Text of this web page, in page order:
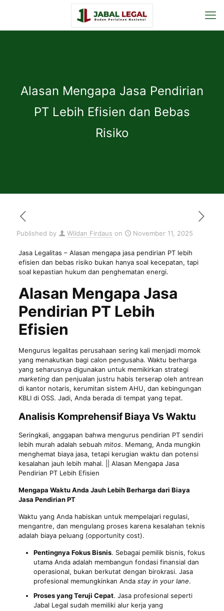
Alasan Mengapa Jasa Pendirian
PT Lebih Efisien dan Bebas
Risiko
Published by Wildan Firdaus on November 11, 2025
Jasa Legalitas – Alasan mengapa jasa pendirian PT lebih
efisien dan bebas risiko bukan hanya soal kecepatan, tapi
soal kepastian hukum dan penghematan energi.
Alasan Mengapa Jasa
Pendirian PT Lebih
Efisien
Mengurus legalitas perusahaan sering kali menjadi momok
yang menakutkan bagi calon pengusaha. Waktu berharga
yang seharusnya digunakan untuk memikirkan strategi
marketingdan penjualan justru habis terserap oleh antrean
di kantor notaris, kerumitan sistem AHU, dan kebingungan
KBLI di OSS. Jadi, Anda berada di tempat yang tepat.
Analisis Komprehensif Biaya Vs Waktu
Seringkali, anggapan bahwa mengurus pendirian PT sendiri
lebih murah adalah sebuah mitos. Memang, Anda mungkin
menghemat biaya jasa, tetapi kerugian waktu dan potensi
kesalahan jauh lebih mahal. || Alasan Mengapa Jasa
Pendirian PT Lebih Efisien
Mengapa Waktu Anda Jauh Lebih Berharga dari Biaya
Jasa Pendirian PT
Waktu yang Anda habiskan untuk mempelajari regulasi,
mengantre, dan mengulang proses karena kesalahan teknis
adalah biaya peluang (opportunity cost).
Pentingnya Fokus Bisnis. Sebagai pemilik bisnis, fokus
utama Anda adalah membangun fondasi finansial dan
operasional, bukan berkutat dengan birokrasi. Jasa
profesional memungkinkan Anda stay in your lane.
Proses yang Teruji Cepat. Jasa profesional seperti
Jabal Legal sudah memiliki alur kerja yang